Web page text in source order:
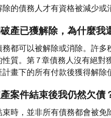
除的債務人才有資格被減少或
產已獲解除，為什麼我
務都可以被解除或消除。許
質。第 7 章債務人沒有絕
畫下的所有付款後獲得解除
案件結束後我仍然欠債
時，並非所有債務都會被